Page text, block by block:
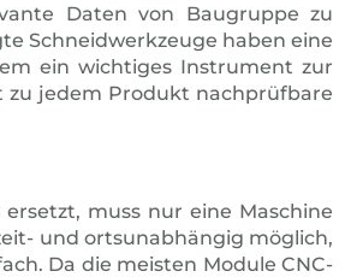
Daten von Baugruppe zu
Schneidwerkzeuge haben eine
ein wichtiges Instrument zur
zu jedem Produkt nachprüfbare
muss nur eine Maschine
und ortsunabhängig möglich,
Da die meisten Module CNC-